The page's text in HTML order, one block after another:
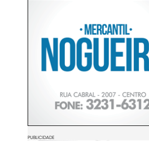
PUBLICIDADE